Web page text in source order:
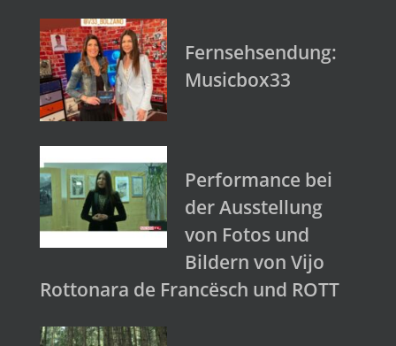
Fernsehsendung:
Musicbox33
Performance bei
der Ausstellung
von Fotos und
Bildern von Vijo
Rottonara de Francësch und ROTT